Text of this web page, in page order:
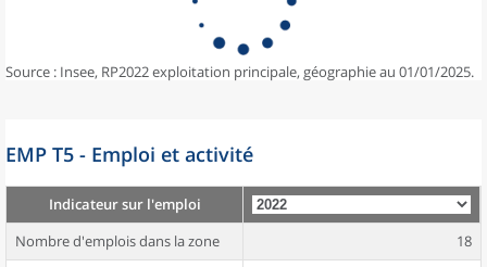
Source : Insee, RP2022 exploitation principale, géographie au 01/01/2025.
EMP T5 - Emploi et activité
Indicateur sur l'emploi
Nombre d'emplois dans la zone
18